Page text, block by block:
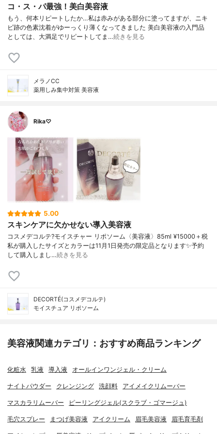
コ・ス・パ最強！美白美容液
もう、何本リピートしたか…私は赤みがある部分に塗ってますが、ニキ
ビ跡の色素沈着がゆーっくり薄くなってきました 美白美容液の入門品
としては、大満足でリピートしてま…続きを見る
メラノCC
薬用しみ集中対策 美容液
Rika♡
5.00
スキンケアに欠かせない導入美容液
コスメデコルテ?モイスチャー リポソーム〈美容液〉85ml ¥15000＋税
私が購入したサイズとカラーは11月1日発売の限定品となります✨予約
して購入しまし…続きを見る
DECORTÉ(コスメデコルテ)
モイスチュア リポソーム
美容液関連カテゴリ：おすすめ商品ランキング
化粧水 乳液 導入液 オールインワンジェル・クリーム
ナイトパウダー クレンジング 洗顔料 アイメイクリムーバー
マスカラリムーバー ピーリングジェル(スクラブ・ゴマージュ)
毛穴スプレー まつげ美容液 アイクリーム 眉毛美容液 眉毛育毛剤